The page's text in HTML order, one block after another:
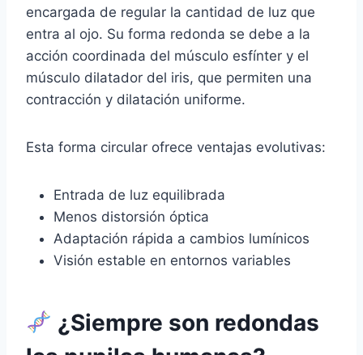
encargada de regular la cantidad de luz que
entra al ojo. Su forma redonda se debe a la
acción coordinada del músculo esfínter y el
músculo dilatador del iris, que permiten una
contracción y dilatación uniforme.
Esta forma circular ofrece ventajas evolutivas:
Entrada de luz equilibrada
Menos distorsión óptica
Adaptación rápida a cambios lumínicos
Visión estable en entornos variables
¿Siempre son redondas